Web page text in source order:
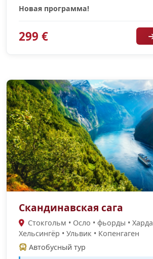
Новая программа!
299 €
Скандинавская сага
Стокгольм • Осло • фьорды •
Хельсингёр • Ульвик • Копенгаген
Автобусный тур